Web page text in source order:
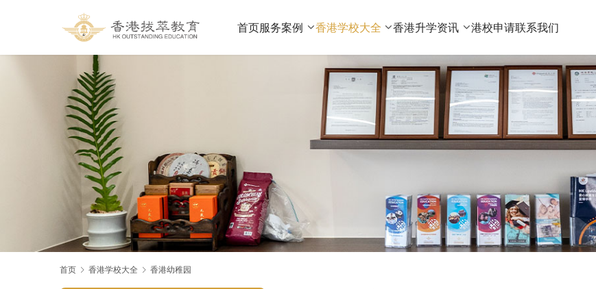
首页服务案例 香港学校大全 香港升学资讯 港校申请联系我们
首页 香港学校大全 香港幼稚园